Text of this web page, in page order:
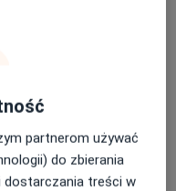
partnerom używać
do zbierania
treści w